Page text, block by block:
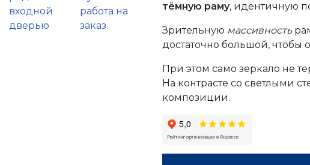
тёмную раму, идентичную
Зрительную массивность
достаточно большой, чтобы
При этом само зеркало не
На контрасте со светлыми
композиции.